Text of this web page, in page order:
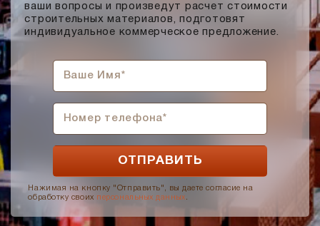
ваши вопросы и произведут расчет стоимости
строительных материалов, подготовят
индивидуальное коммерческое предложение.
Нажимая на кнопку "Отправить", вы даете согласие на
обработку своих персональных данных .